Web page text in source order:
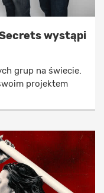
wystąpi
grup na świecie.
projektem